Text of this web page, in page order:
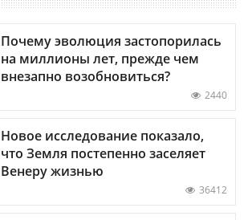
Почему эволюция застопорилась
на миллионы лет, прежде чем
внезапно возобновиться?
2440
Новое исследование показало,
что Земля постепенно заселяет
Венеру жизнью
36412